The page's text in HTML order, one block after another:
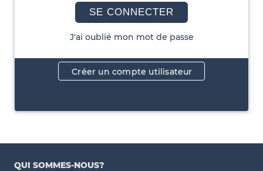
SE CONNECTER
J'ai oublié mon mot de passe
Créer un compte utilisateur
QUI SOMMES-NOUS?